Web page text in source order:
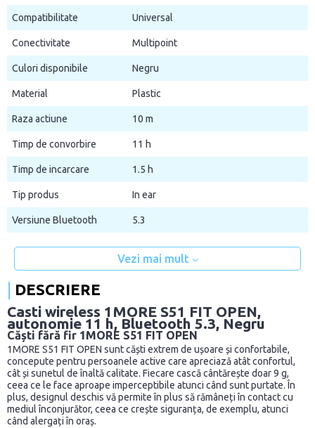
Compatibilitate Universal
Conectivitate Multipoint
Culori disponibile Negru
Material Plastic
Raza actiune 10 m
Timp de convorbire 11 h
Timp de incarcare 1.5 h
Tip produs In ear
Versiune Bluetooth 5.3
Vezi mai mult
DESCRIERE
Casti wireless 1MORE S51 FIT OPEN,
autonomie 11 h, Bluetooth 5.3, Negru
Căști fără fir 1MORE S51 FIT OPEN
1MORE S51 FIT OPEN sunt căști extrem de ușoare și confortabile,
concepute pentru persoanele active care apreciază atât confortul,
cât și sunetul de înaltă calitate. Fiecare cască cântărește doar 9 g,
ceea ce le face aproape imperceptibile atunci când sunt purtate. În
plus, designul deschis vă permite în plus să rămâneți în contact cu
mediul înconjurător, ceea ce crește siguranța, de exemplu, atunci
când alergați în oraș.